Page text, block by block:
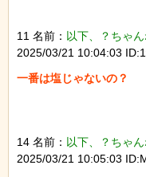
11 名前： 以下、？ちゃ
2025/03/21 10:04:03
一番は塩じゃないの？
14 名前： 以下、？ちゃ
2025/03/21 10:05:03